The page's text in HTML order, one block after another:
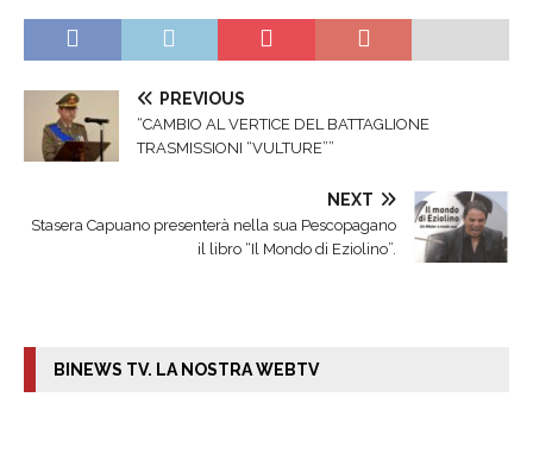
PREVIOUS
“CAMBIO AL VERTICE DEL BATTAGLIONE
TRASMISSIONI “VULTURE””
NEXT
Stasera Capuano presenterà nella sua Pescopagano
il libro “Il Mondo di Eziolino”.
BINEWS TV. LA NOSTRA WEBTV